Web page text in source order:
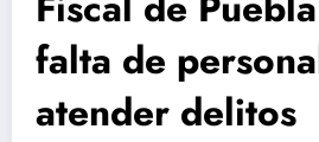
falta de
atender delitos